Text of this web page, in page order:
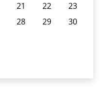
21 22
23
28 29
30